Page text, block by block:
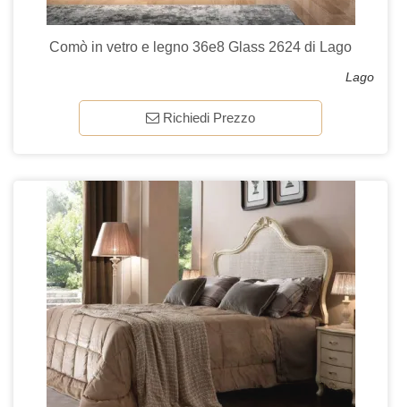
Comò in vetro e legno 36e8 Glass 2624 di Lago
Lago
Richiedi Prezzo